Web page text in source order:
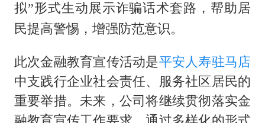
拟”形式生动展示诈骗话术套路，帮助居
民提高警惕，增强防范意识。
此次金融教育宣传活动是平安人寿驻马店
中支践行企业社会责任、服务社区居民的
重要举措。未来，公司将继续贯彻落实金